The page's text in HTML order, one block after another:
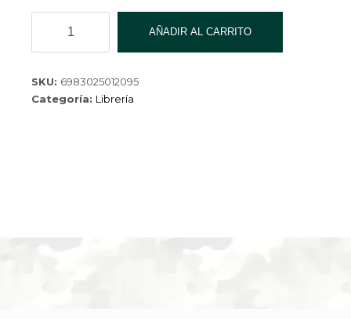
COLOR
12
1209-
240
AÑADIR AL CARRITO
SKU: 6983025012095
Categoría: Librería